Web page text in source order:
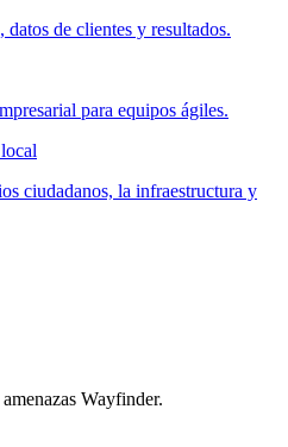
datos de clientes y resultados.
para equipos ágiles.
ciudadanos, la infraestructura y
Wayfinder.